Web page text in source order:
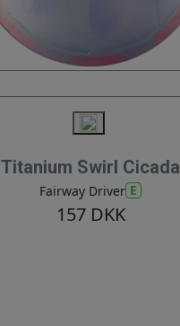
Titanium Swirl Cicada
Fairway Driver E
157 DKK